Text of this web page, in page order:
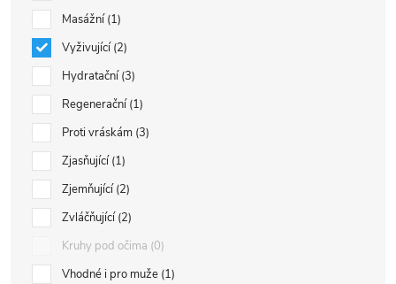
Masážní 1
Vyživující 2
Hydratační 3
Regenerační 1
Proti vráskám 3
Zjasňující 1
Zjemňující 2
Zvláčňující 2
Kruhy pod očima 0
Vhodné i pro muže 1